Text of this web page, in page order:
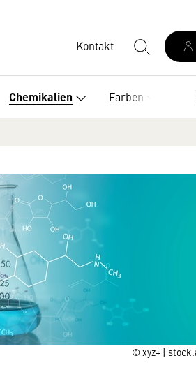
Kontakt
Chemikalien Farben
© xyz+ |